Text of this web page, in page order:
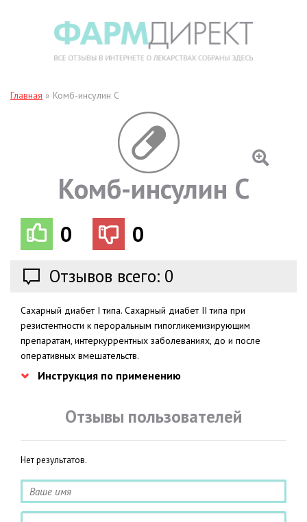
Главная » Комб-инсулин С
Комб-инсулин С
0 0
Отзывов всего: 0
Сахарный диабет I типа. Сахарный диабет II типа при
резистентности к пероральным гипогликемизирующим
препаратам, интеркуррентных заболеваниях, до и после
оперативных вмешательств.
Инструкция по применению
Отзывы пользователей
Нет результатов.